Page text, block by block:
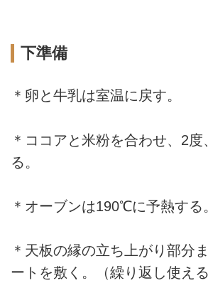
下準備
＊卵と牛乳は室温に戻す。
＊ココアと米粉を合わせ、2
る。
＊オーブンは190℃に予熱する
＊天板の縁の立ち上がり部分
ートを敷く。（繰り返し使え